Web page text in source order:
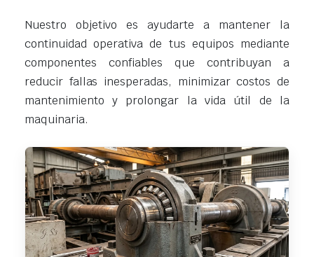
Nuestro objetivo es ayudarte a mantener la
continuidad operativa de tus equipos mediante
componentes confiables que contribuyan a
reducir fallas inesperadas, minimizar costos de
mantenimiento y prolongar la vida útil de la
maquinaria.